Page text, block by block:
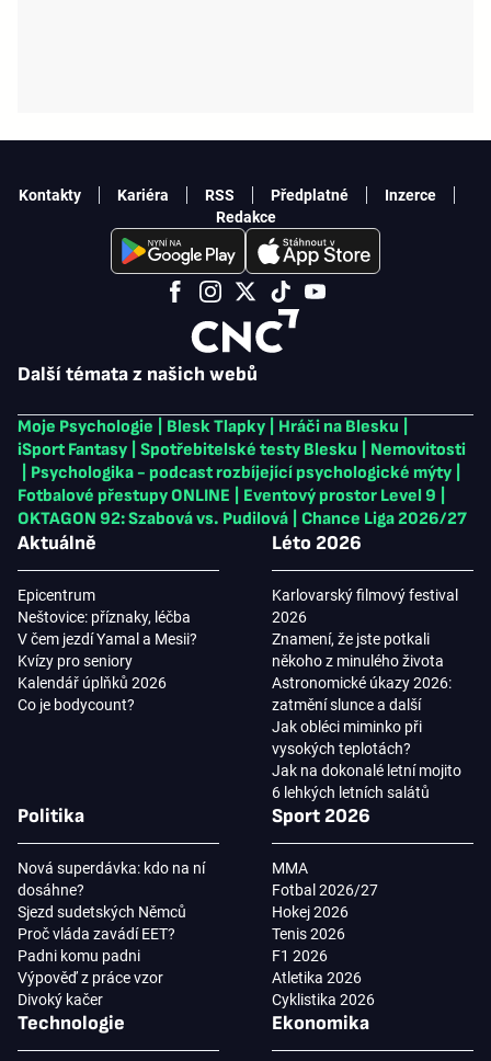
Další témata z našich webů
Moje Psychologie Blesk Tlapky Hráči na Blesku
iSport Fantasy
Spotřebitelské testy Blesku
Nemovitosti
Psychologika - podcast rozbíjející psychologické mýty
Fotbalové přestupy ONLINE
Eventový prostor Level 9
OKTAGON 92: Szabová vs. Pudilová
Chance Liga 2026/27
Aktuálně
Epicentrum
Neštovice: příznaky, léčba
V čem jezdí Yamal a Mesii?
Kvízy pro seniory
Kalendář úplňků 2026
Co je bodycount?
Léto 2026
Karlovarský filmový festival
2026
Znamení, že jste potkali
někoho z minulého života
Astronomické úkazy 2026:
zatmění slunce a další
Jak obléci miminko při
vysokých teplotách?
Jak na dokonalé letní mojito
6 lehkých letních salátů
Politika
Nová superdávka: kdo na ní
dosáhne?
Sjezd sudetských Němců
Proč vláda zavádí EET?
Padni komu padni
Výpověď z práce vzor
Divoký kačer
Sport 2026
MMA
Fotbal 2026/27
Hokej 2026
Tenis 2026
F1 2026
Atletika 2026
Cyklistika 2026
Technologie Ekonomika
Kontakty Kariéra RSS Předplatné
Inzerce
Redakce